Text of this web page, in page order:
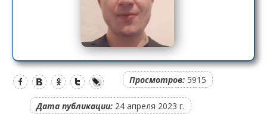
Просмотров: 5915
Дата публикации: 24 апреля 2023 г.